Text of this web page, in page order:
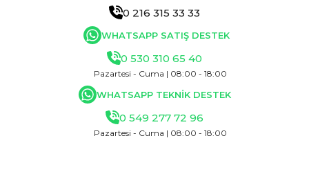
0 216 315 33 33
WHATSAPP SATIŞ DESTEK
0 530 310 65 40
Pazartesi - Cuma | 08:00 - 18:00
WHATSAPP TEKNİK DESTEK
0 549 277 72 96
Pazartesi - Cuma | 08:00 - 18:00